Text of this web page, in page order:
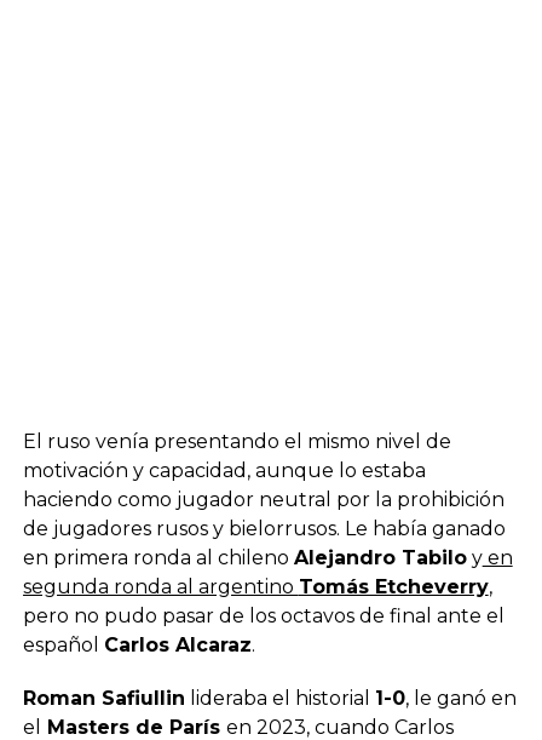
El ruso venía presentando el mismo nivel de
motivación y capacidad, aunque lo estaba
haciendo como jugador neutral por la prohibición
de jugadores rusos y bielorrusos. Le había ganado
en primera ronda al chileno Alejandro Tabiloyen
segunda ronda al argentino Tomás Etcheverry,
pero no pudo pasar de los octavos de final ante el
español Carlos Alcaraz.
Roman Safiullin lideraba el historial 1-0, le ganó en
el
Masters de París en 2023, cuando Carlos